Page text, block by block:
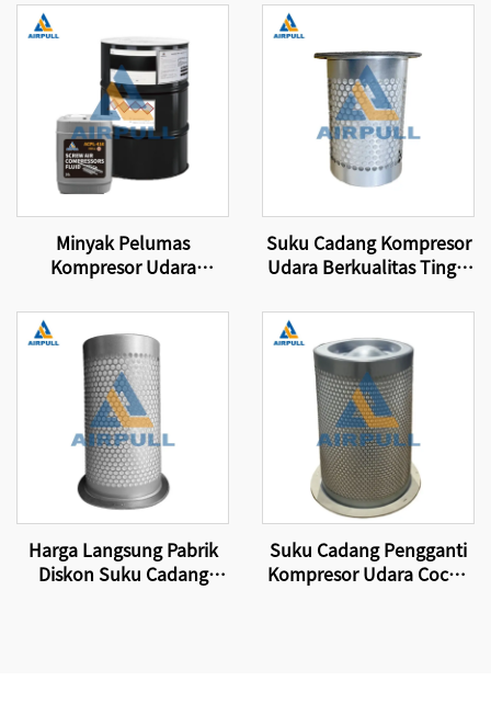
Minyak Pelumas
Kompresor Udara
untuk Filter Minyak
Kompresor Udara Asli
yang Memenuhi Standar
Sertifikasi Internasional
Suku Cadang Kompresor
Udara Berkualitas Tinggi
untuk Elemen Filter
Separator Oli Merek
Internasional
Harga Langsung Pabrik
Diskon Suku Cadang
Suku Cadang Pengganti
Kompresor Udara Cocok